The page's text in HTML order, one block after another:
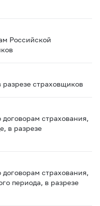
Российской
страховщиков
страхования,
в разрезе
страхования,
периода, в разрезе